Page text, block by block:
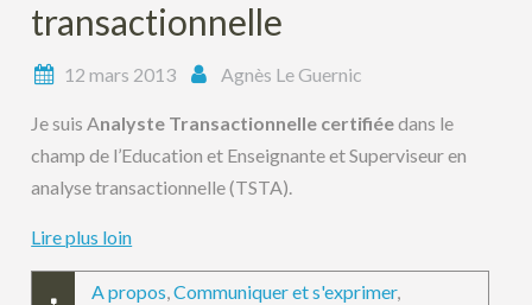
transactionnelle
12 mars 2013 Agnès Le Guernic
Je suis Analyste Transactionnelle certifiéedans le
champ de l’Education et Enseignante et Superviseur en
analyse transactionnelle (TSTA).
Lire plus loin
A propos,Communiquer et s'exprimer,